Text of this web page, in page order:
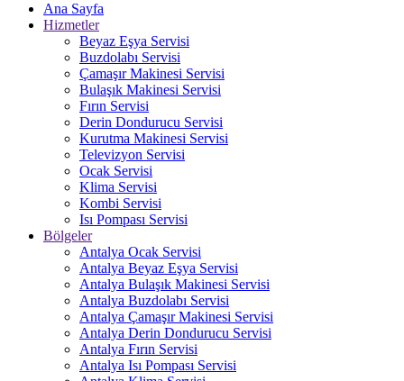
Ana Sayfa
Hizmetler
Beyaz Eşya Servisi
Buzdolabı Servisi
Çamaşır Makinesi Servisi
Bulaşık Makinesi Servisi
Fırın Servisi
Derin Dondurucu Servisi
Kurutma Makinesi Servisi
Televizyon Servisi
Ocak Servisi
Klima Servisi
Kombi Servisi
Isı Pompası Servisi
Bölgeler
Antalya Ocak Servisi
Antalya Beyaz Eşya Servisi
Antalya Bulaşık Makinesi Servisi
Antalya Buzdolabı Servisi
Antalya Çamaşır Makinesi Servisi
Antalya Derin Dondurucu Servisi
Antalya Fırın Servisi
Antalya Isı Pompası Servisi